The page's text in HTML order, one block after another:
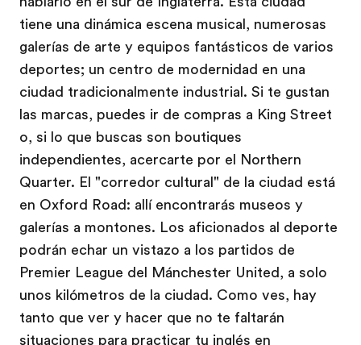
tiene una dinámica escena musical, numerosas
galerías de arte y equipos fantásticos de varios
deportes; un centro de modernidad en una
ciudad tradicionalmente industrial. Si te gustan
las marcas, puedes ir de compras a King Street
o, si lo que buscas son boutiques
independientes, acercarte por el Northern
Quarter. El "corredor cultural" de la ciudad está
en Oxford Road: allí encontrarás museos y
galerías a montones. Los aficionados al deporte
podrán echar un vistazo a los partidos de
Premier League del Mánchester United, a solo
unos kilómetros de la ciudad. Como ves, hay
tanto que ver y hacer que no te faltarán
situaciones para practicar tu inglés en